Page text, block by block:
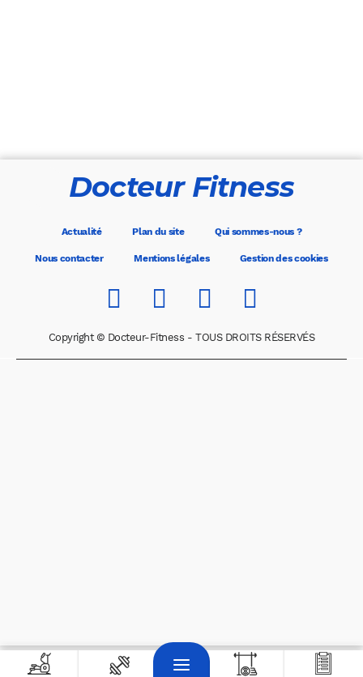
Docteur Fitness
Actualité Plan du site Qui sommes-nous ?
Nous contacter Mentions légales Gestion des cookies
Copyright © Docteur-Fitness - TOUS DROITS RÉSERVÉS